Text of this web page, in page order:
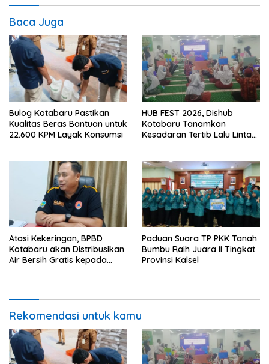
Baca Juga
Bulog Kotabaru Pastikan
Kualitas Beras Bantuan untuk
22.600 KPM Layak Konsumsi
HUB FEST 2026, Dishub
Kotabaru Tanamkan
Kesadaran Tertib Lalu Lintas
Atasi Kekeringan, BPBD
Kotabaru akan Distribusikan
Air Bersih Gratis kepada
Paduan Suara TP PKK Tanah
Bumbu Raih Juara II Tingkat
Provinsi Kalsel
Rekomendasi untuk kamu